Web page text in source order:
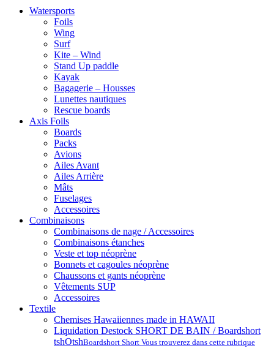
Watersports
Foils
Wing
Surf
Kite – Wind
Stand Up paddle
Kayak
Bagagerie – Housses
Lunettes nautiques
Rescue boards
Axis Foils
Boards
Packs
Avions
Ailes Avant
Ailes Arrière
Mâts
Fuselages
Accessoires
Combinaisons
Combinaisons de nage / Accessoires
Combinaisons étanches
Veste et top néoprène
Bonnets et cagoules néoprène
Chaussons et gants néoprène
Vêtements SUP
Accessoires
Textile
Chemises Hawaiiennes made in HAWAII
Liquidation Destock SHORT DE BAIN / Boardshort
tshOtshBoardshort Short Vous trouverez dans cette rubrique